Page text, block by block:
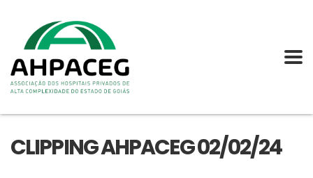
CLIPPING AHPACEG 02/02/24